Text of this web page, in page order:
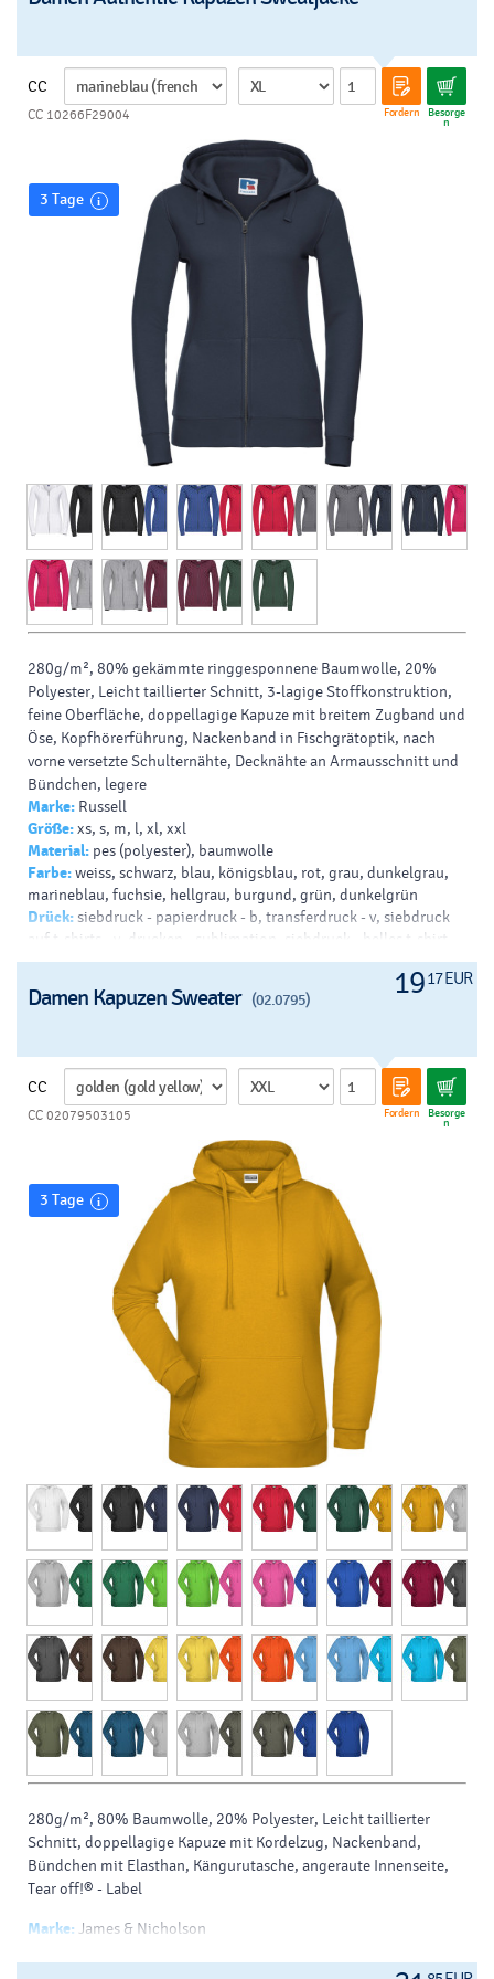
CC
Fordern Besorge
n
CC 10266F29004
3 Tage
280g/m², 80% gekämmte ringgesponnene Baumwolle, 20%
Polyester, Leicht taillierter Schnitt, 3-lagige Stoffkonstruktion,
feine Oberfläche, doppellagige Kapuze mit breitem Zugband und
Öse, Kopfhörerführung, Nackenband in Fischgrätoptik, nach
vorne versetzte Schulternähte, Decknähte an Armausschnitt und
Bündchen, legere
Marke: Russell
Größe:xs, s, m, l, xl, xxl
Material: pes (polyester), baumwolle
Farbe:weiss, schwarz, blau, königsblau, rot, grau, dunkelgrau,
marineblau, fuchsie, hellgrau, burgund, grün, dunkelgrün
Drück: siebdruck - papierdruck - b, transferdruck - v, siebdruck
auf t-shirts - v, drucken - sublimation, siebdruck - helles t-shirt -
b, siebdruck - dunkles t-shirt - b
1917 EUR
Damen Kapuzen Sweater (02.0795)
CC
Fordern Besorge
n
CC 02079503105
3 Tage
280g/m², 80% Baumwolle, 20% Polyester, Leicht taillierter
Schnitt, doppellagige Kapuze mit Kordelzug, Nackenband,
Bündchen mit Elasthan, Kängurutasche, angeraute Innenseite,
Tear off!® - Label
Marke: James & Nicholson